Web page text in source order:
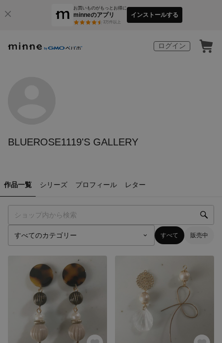
お買いものがもっとお得に
minneのアプリ
3万件以上
インストールする
ログイン
BLUEROSE1119'S GALLERY
作品一覧 シリーズ プロフィール レター
すべて 販売中